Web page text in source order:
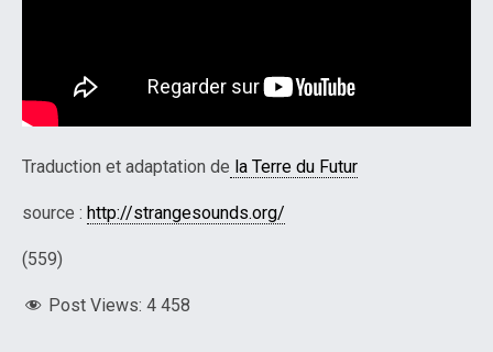
Traduction et adaptation de la Terre du Futur
source : http://strangesounds.org/
(559)
Post Views: 4 458